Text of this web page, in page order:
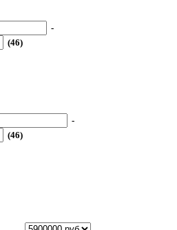
-
(46)
-
(46)